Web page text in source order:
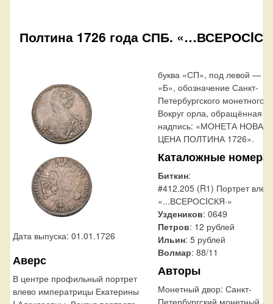
Полтина 1726 года СПБ.
Дата выпуска: 01.01.1726
Аверс
В центре профильный портрет
влево императрицы Екатерины
буква «СП», под левой —
«Б», обозначение Санкт-
Петербургского монетного
Вокруг орла, обращённая
надпись: «МОНЕТА НОВАЯ
ЦЕНА ПОЛТИНА 1726».
Каталожные номера
Биткин:
#412.205 (R1) Портрет
«...ВСЕРОСIСКЯ·»
Уздеников: 0649
Петров: 12 рублей
Ильин: 5 рублей
Волмар: 88/11
Авторы
Монетный двор: Санкт-
Петербургский монетный